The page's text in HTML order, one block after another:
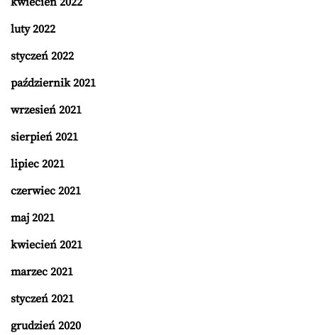
luty 2022
styczeń 2022
październik 2021
wrzesień 2021
sierpień 2021
lipiec 2021
czerwiec 2021
maj 2021
kwiecień 2021
marzec 2021
styczeń 2021
grudzień 2020